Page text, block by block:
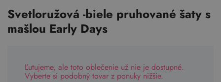
Svetloružová -biele pruhované šaty s
mašlou Early Days
Ľutujeme, ale toto oblečenie už nie je dostupné.
Vyberte si podobný tovar z ponuky nižšie.